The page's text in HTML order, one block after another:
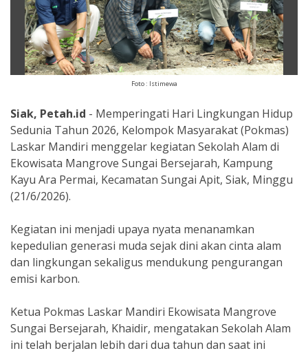
Foto : Istimewa
Siak, Petah.id - Memperingati Hari Lingkungan Hidup
Sedunia Tahun 2026, Kelompok Masyarakat (Pokmas)
Laskar Mandiri menggelar kegiatan Sekolah Alam di
Ekowisata Mangrove Sungai Bersejarah, Kampung
Kayu Ara Permai, Kecamatan Sungai Apit, Siak, Minggu
(21/6/2026).
Kegiatan ini menjadi upaya nyata menanamkan
kepedulian generasi muda sejak dini akan cinta alam
dan lingkungan sekaligus mendukung pengurangan
emisi karbon.
Ketua Pokmas Laskar Mandiri Ekowisata Mangrove
Sungai Bersejarah, Khaidir, mengatakan Sekolah Alam
ini telah berjalan lebih dari dua tahun dan saat ini